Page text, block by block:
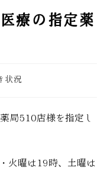
療の指定薬
状況
局510店様を指定し
火曜は19時、土曜は